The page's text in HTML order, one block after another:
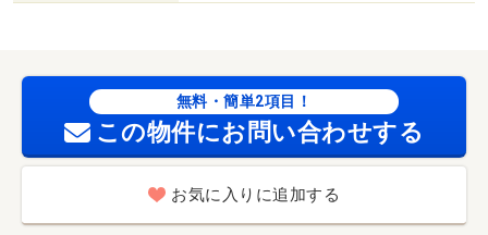
無料・簡単2項目！
この物件にお問い合わせする
お気に入りに追加する